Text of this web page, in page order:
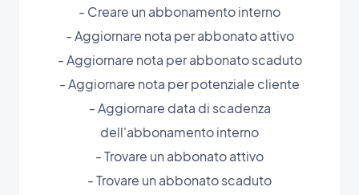
- Creare un abbonamento interno
- Aggiornare nota per abbonato attivo
- Aggiornare nota per abbonato scaduto
- Aggiornare nota per potenziale cliente
- Aggiornare data di scadenza
dell'abbonamento interno
- Trovare un abbonato attivo
- Trovare un abbonato scaduto